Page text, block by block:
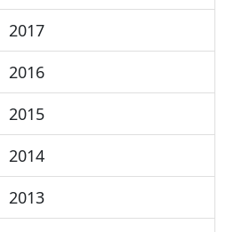
2017
2016
2015
2014
2013